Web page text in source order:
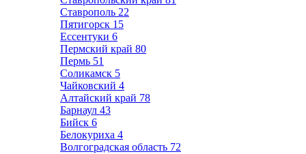
Ставрополь 22
Пятигорск 15
Ессентуки 6
Пермский край 80
Пермь 51
Соликамск 5
Чайковский 4
Алтайский край 78
Барнаул 43
Бийск 6
Белокуриха 4
Волгоградская область 72